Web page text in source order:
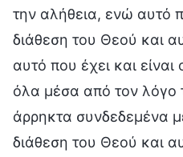
την αλήθεια, ενώ αυτό
διάθεση του Θεού και
αυτό που έχει και
όλα μέσα από τον λόγο
άρρηκτα συνδεδεμένα
διάθεση του Θεού και